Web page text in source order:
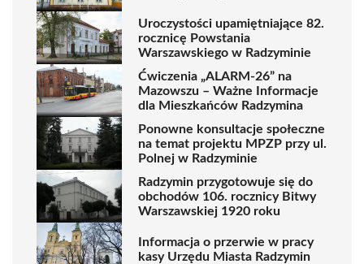
Uroczystości upamiętniające 82.
rocznicę Powstania
Warszawskiego w Radzyminie
Ćwiczenia „ALARM-26” na
Mazowszu – Ważne Informacje
dla Mieszkańców Radzymina
Ponowne konsultacje społeczne
na temat projektu MPZP przy ul.
Polnej w Radzyminie
Radzymin przygotowuje się do
obchodów 106. rocznicy Bitwy
Warszawskiej 1920 roku
Informacja o przerwie w pracy
kasy Urzędu Miasta Radzymin